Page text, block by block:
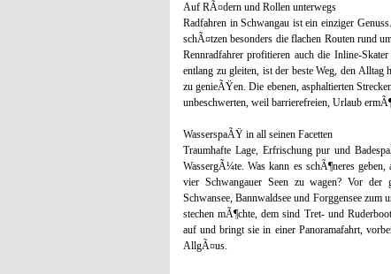
Auf RÃ¤dern und Rollen unterwegs
Radfahren in Schwangau ist ein einziger
schÃ¤tzen besonders die flachen Routen rund
Rennradfahrer profitieren auch die Inline-
entlang zu gleiten, ist der beste Weg, den
zu genieÃŸen. Die ebenen, asphaltierten
unbeschwerten, weil barrierefreien, Urlaub
WasserspaÃŸ in all seinen Facetten
Traumhafte Lage, Erfrischung pur und
WassergÃ¼te. Was kann es schÃ¶neres
vier Schwangauer Seen zu wagen? Vor
Schwansee, Bannwaldsee und Forggensee
stechen mÃ¶chte, dem sind Tret- und
auf und bringt sie in einer Panoramafahrt,
AllgÃ¤us.